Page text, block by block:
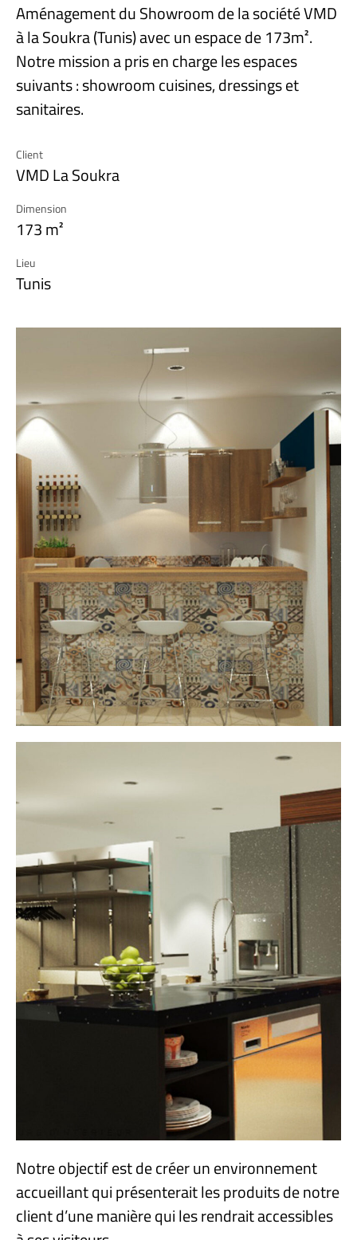
Client
VMD La Soukra
Dimension
173 m²
Lieu
Tunis
Aménagement du Showroom de la société VMD
à la Soukra (Tunis) avec un espace de 173m².
Notre mission a pris en charge les espaces
suivants : showroom cuisines, dressings et
sanitaires.
Notre objectif est de créer un environnement
accueillant qui présenterait les produits de notre
client d’une manière qui les rendrait accessibles